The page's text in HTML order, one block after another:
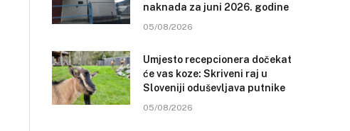
naknada za juni 2026. godine
05/08/2026
Umjesto recepcionera dočekat
će vas koze: Skriveni raj u
Sloveniji oduševljava putnike
05/08/2026